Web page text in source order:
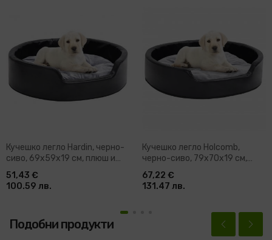
Кучешко легло Hardin, черно-
сиво, 69x59x19 см, плюш и
изкуствена кожа
51,43 €
100.59 лв.
Кучешко легло Holcomb,
черно-сиво, 79x70x19 см,
плюш и изкуствена кожа
67,22 €
131.47 лв.
Подобни продукти